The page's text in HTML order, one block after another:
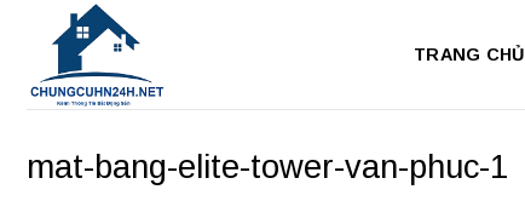
dung
TRANG CHỦ
mat-bang-elite-tower-van-phuc-1